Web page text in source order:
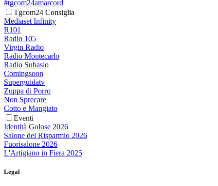
#tgcom24amarcord
Tgcom24 Consiglia
Mediaset Infinity
R101
Radio 105
Virgin Radio
Radio Montecarlo
Radio Subasio
Comingsoon
Superguidatv
Zuppa di Porro
Non Sprecare
Cotto e Mangiato
Eventi
Identità Golose 2026
Salone del Risparmio 2026
Fuorisalone 2026
L'Artigiano in Fiera 2025
Legal